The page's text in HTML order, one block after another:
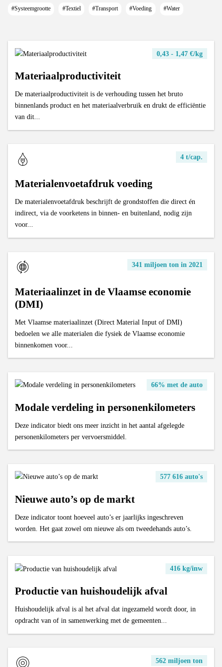
#Systeemgrootte #Textiel #Transport #Voeding #Water
0,43 - 1,47 €/kg
Materiaalproductiviteit
De materiaalproductiviteit is de verhouding tussen het bruto
binnenlands product en het materiaalverbruik en drukt de efficiëntie
van dit...
4 t/cap.
Materialenvoetafdruk voeding
De materialenvoetafdruk beschrijft de grondstoffen die direct én
indirect, via de voorketens in binnen- en buitenland, nodig zijn
voor...
341 miljoen ton in 2021
Materiaalinzet in de Vlaamse economie
(DMI)
Met Vlaamse materiaalinzet (Direct Material Input of DMI)
bedoelen we alle materialen die fysiek de Vlaamse economie
binnenkomen voor...
66% met de auto
Modale verdeling in personenkilometers
Deze indicator biedt ons meer inzicht in het aantal afgelegde
personenkilometers per vervoersmiddel.
577 616 auto's
Nieuwe auto’s op de markt
Deze indicator toont hoeveel auto’s er jaarlijks ingeschreven
worden. Het gaat zowel om nieuwe als om tweedehands auto’s.
416 kg/inw
Productie van huishoudelijk afval
Huishoudelijk afval is al het afval dat ingezameld wordt door, in
opdracht van of in samenwerking met de gemeenten...
562 miljoen ton